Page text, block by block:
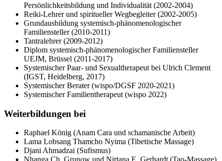
Persönlichkeitsbildung und Individualität (2002-2004)
Reiki-Lehrer und spiritueller Wegbegleiter (2002-2005)
Grundausbildung systemisch-phänomenologischer
Familiensteller (2010-2011)
Tantralehrer (2009-2012)
Diplom systemisch-phänomenologischer Familiensteller
UEJM, Brüssel (2011-2017)
Systemischer Paar- und Sexualtherapeut bei Ulrich Clement
(IGST, Heidelberg, 2017)
Systemischer Berater (wispo/DGSF 2020-2021)
Systemischer Familientherapeut (wispo 2022)
Weiterbildungen bei
Raphael König (Anam Cara und schamanische Arbeit)
Lama Lobsang Thamcho Nyima (Tibetische Massage)
Djani Ahmadzai (Sufismus)